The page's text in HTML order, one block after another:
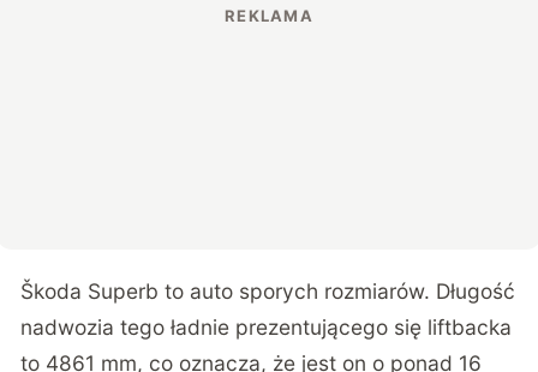
Škoda Superb to auto sporych rozmiarów. Długość
nadwozia tego ładnie prezentującego się liftbacka
to 4861 mm, co oznacza, że jest on o ponad 16